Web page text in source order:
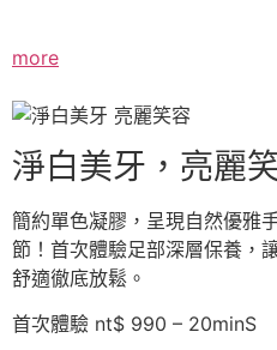
more
淨白美牙，亮麗
簡約單色凝膠，呈現自然優雅
節！首次體驗足部深層保養，
舒適徹底放鬆。
首次體驗 nt$ 990 – 20minS